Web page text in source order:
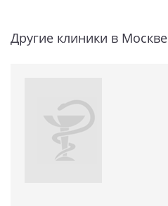
Другие клиники в Москве